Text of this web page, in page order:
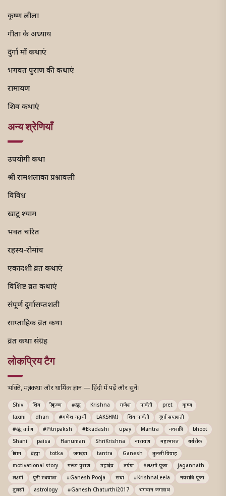
कृष्ण लीला
गीता के अध्याय
दुर्गा माँ कथाएं
भगवत पुराण की कथाएं
रामायण
शिव कथाएं
अन्य श्रेणियाँ
उपयोगी कथा
श्री रामशलाका प्रश्नावली
विविध
खाटू श्याम
भक्त चरित
रहस्य-रोमांच
एकादशी व्रत कथाएं
विशिष्ट व्रत कथाएं
संपूर्ण दुर्गासप्तशती
साप्ताहिक व्रत कथा
व्रत कथा संग्रह
लोकप्रिय टैग
भक्ति, मंत्र, कथा और धार्मिक ज्ञान — हिंदी में पढ़ें और सुनें।
Shiv शिव श्रीकृष्ण #श्राद्ध Krishna गणेश पार्वती pret
कृष्ण
laxmi
dhan #गणेश चतुर्थी LAKSHMI शिव-पार्वती
दुर्गा सप्तशती
#श्राद्ध तर्पण
#Pitripaksh #Ekadashi upay Mantra नवरात्रि
bhoot
Shani
paisa Hanuman ShriKrishna नारायण महाभारत
बर्बरीक
श्रीराम
ब्रह्मा totka जगदंबा tantra Ganesh
तुलसी विवाह
motivational story
गरूड़ पुराण महादेव तर्पण #लक्ष्मी पूजा
jagannath
लक्ष्मी
पुरी रथयात्रा #Ganesh Pooja राधा #KrishnaLeela
नवरात्रि पूजा
तुलसी
astrology #Ganesh Chaturthi2017 भगवान जगन्नाथ